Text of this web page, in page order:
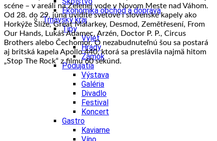
Ekonomika obchod a doprava
Trnavský kraj
Tipy
Výlet
Hrady
Zámok
Podujatia
Výstava
Galéria
Divadlo
Festival
Koncert
Gastro
Kaviarne
scéne – v areáli na Zelenej vode v Novom Meste nad Váhom.
Od 28. do 29. júna uvidíte svetové i slovenské kapely ako
Horkýže Slíže, Great Malarkey, Desmod, Zemětřesení, From
Our Hands, Lukáš Adamec, Arzén, Doctor P. P., Circus
Brothers alebo Čechomor.O nezabudnuteľnú šou sa postará
aj britská kapela Apollo 440, ktorá sa preslávila najmä hitom
„Stop The Rock“ z filmu 60 sekúnd.